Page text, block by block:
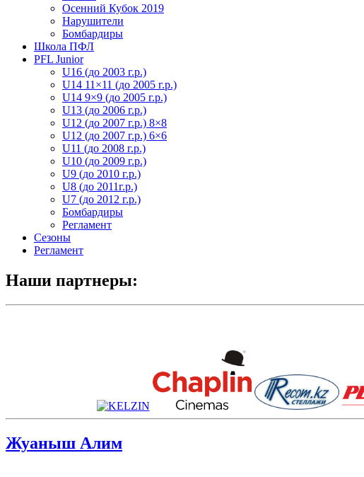
Осенний Кубок 2019
Нарушители
Бомбардиры
Школа ПФЛ
PFL Junior
U16 (до 2003 г.р.)
U14 11×11 (до 2005 г.р.)
U14 9×9 (до 2005 г.р.)
U13 (до 2006 г.р.)
U12 (до 2007 г.р.) 8×8
U12 (до 2007 г.р.) 6×6
U11 (до 2008 г.р.)
U10 (до 2009 г.р.)
U9 (до 2010 г.р.)
U8 (до 2011г.р.)
U7 (до 2012 г.р.)
Бомбардиры
Регламент
Сезоны
Регламент
Наши партнеры:
Жуаныш Алим